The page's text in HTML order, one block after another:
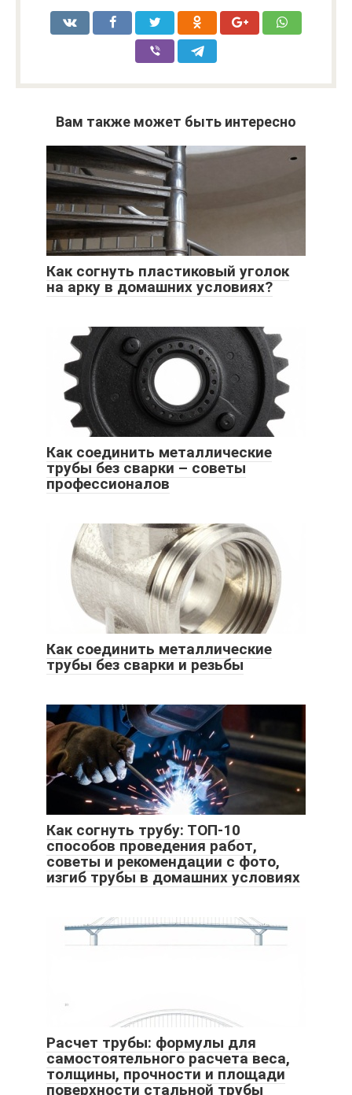
Вам также может быть интересно
Как согнуть пластиковый уголок
на арку в домашних условиях?
Как соединить металлические
трубы без сварки – советы
профессионалов
Как соединить металлические
трубы без сварки и резьбы
Как согнуть трубу: ТОП-10
способов проведения работ,
советы и рекомендации с фото,
изгиб трубы в домашних условиях
Расчет трубы: формулы для
самостоятельного расчета веса,
толщины, прочности и площади
поверхности стальной трубы